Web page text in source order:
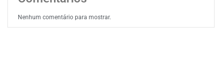
Nenhum comentário para mostrar.